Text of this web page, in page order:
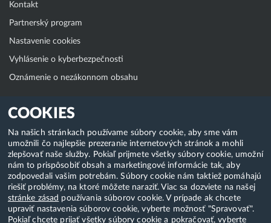
COOKIES
Na našich stránkach používame súbory cookie, aby sme vám
umožnili čo najlepšie prezeranie internetových stránok a mohli
zlepšovať naše služby. Pokiaľ prijmete všetky súbory cookie, umožní
nám to prispôsobiť obsah a marketingové informácie tak, aby
zodpovedali vašim potrebám. Súbory cookie nám taktiež pomáhajú
riešiť problémy, na ktoré môžete naraziť. Viac sa dozviete na našej
stránke zásad používania súborov cookie. V prípade ak chcete
upraviť nastavenia súborov cookie, vyberte možnosť "Spravovať".
Pokiaľ chcete prijať všetky súbory cookie a pokračovať, vyberte
Kontakt
Partnerský program
Nastavenie cookies
Vyhlásenie o kyberbezpečnosti
Oznámenie o nezákonnom obsahu
Klientská zóna
WebAdmin
WebMail
Zmena hesla (E-mail, FTP, SSH)
Webhosting
Domény